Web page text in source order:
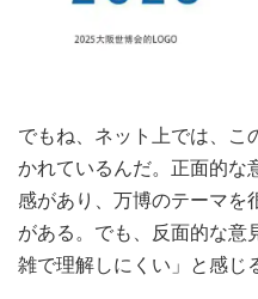
でもね、ネット上では、こ
かれているんだ。正面的な
感があり、万博のテーマを
がある。でも、反面的な意
雑で理解しにくい」と感じ